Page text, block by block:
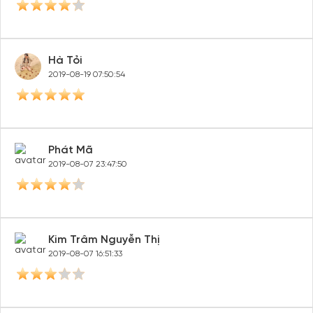
Hà Tỏi
2019-08-19 07:50:54
Phát Mã
2019-08-07 23:47:50
Kim Trâm Nguyễn Thị
2019-08-07 16:51:33